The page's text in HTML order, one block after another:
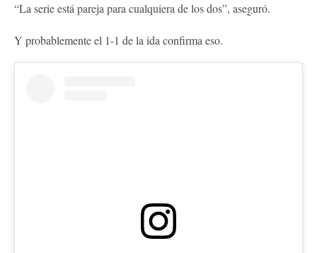
“La serie está pareja para cualquiera de los dos”, aseguró.
Y probablemente el 1-1 de la ida confirma eso.